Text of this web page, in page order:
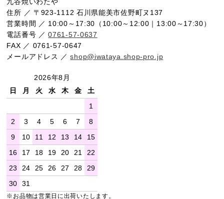
住所 ／ 〒923-1112 石川県能美市佐野町ヌ137
営業時間 ／ 10:00～17:30（10:00～12:00｜13:00～17:30）
電話番号 ／0761-57-0637
FAX ／ 0761-57-0647
メールアドレス ／shop@iwataya.shop-pro.jp
2026年8月
日
月 火 水 木 金
土
1
2
3 4 5 6 7
8
9
10 11 12 13 14
15
16
17 18 19 20 21
22
23
24 25 26 27 28
29
30
31
※お品物は営業日に出荷いたします。